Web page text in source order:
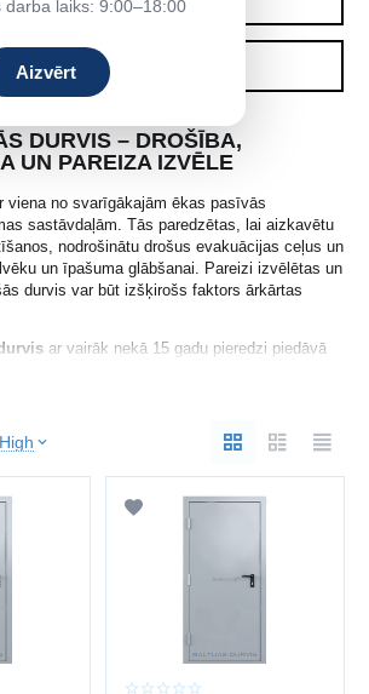
darba laiks: 9:00–18:00
AizvērtFILTRI
DURVIS – DROŠĪBA,
UN PAREIZA IZVĒLE
viena no svarīgākajām ēkas pasīvās
sastāvdaļām. Tās paredzētas, lai aizkavētu
nodrošinātu drošus evakuācijas ceļus un
un īpašuma glābšanai. Pareizi izvēlētas un
durvis var būt izšķirošs faktors ārkārtas
ar vairāk nekā 15 gadu pieredzi piedāvā
individuālu pieeju katram projektam, ņemot
klasificētas pēc to ugunsizturības:
līdz 60 minūtēm
aizsardzība industriālām un